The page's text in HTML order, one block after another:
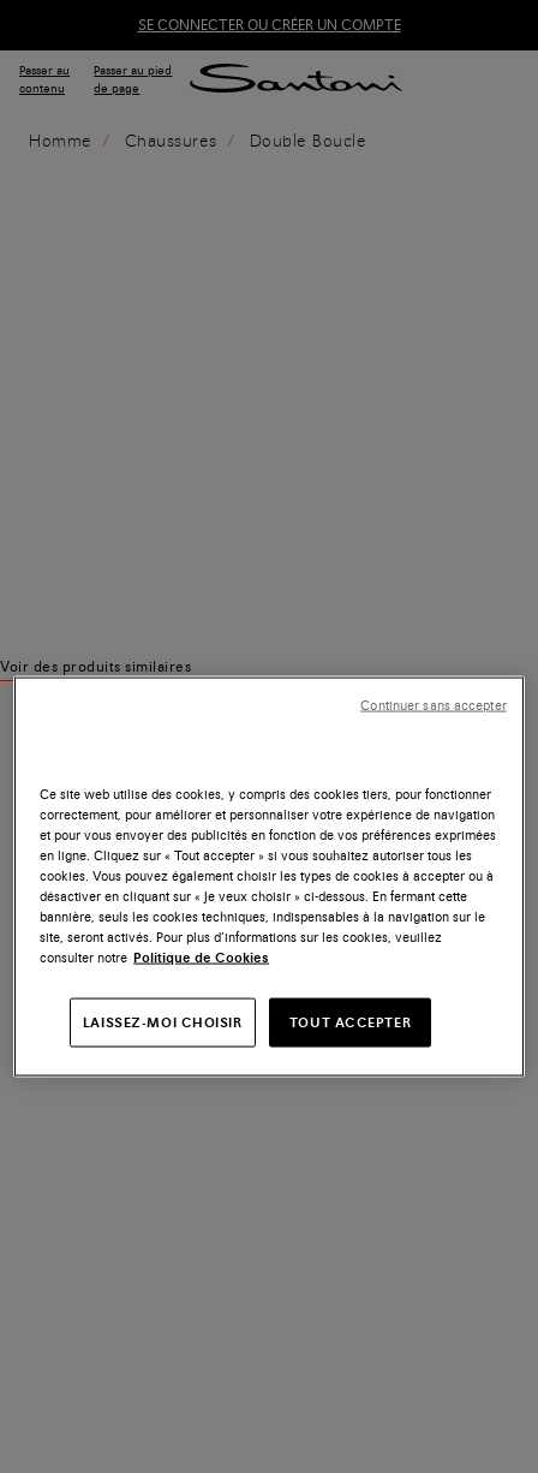
SE CONNECTER OU CRÉER UN COMPTE
Passer au
contenu
Passer au pied
de page
Homme Chaussures Double Boucle
Voir des produits similaires
Ce site web utilise des cookies, y compris des cookies tiers, pour fonctionner
correctement, pour améliorer et personnaliser votre expérience de navigation
et pour vous envoyer des publicités en fonction de vos préférences exprimées
en ligne. Cliquez sur « Tout accepter » si vous souhaitez autoriser tous les
cookies. Vous pouvez également choisir les types de cookies à accepter ou à
désactiver en cliquant sur « Je veux choisir » ci-dessous. En fermant cette
bannière, seuls les cookies techniques, indispensables à la navigation sur le
site, seront activés. Pour plus d’informations sur les cookies, veuillez
consulter notre Politique de Cookies
LAISSEZ-MOI CHOISIR TOUT ACCEPTER
Continuer sans accepter